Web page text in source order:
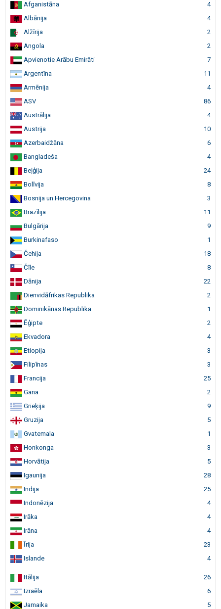
Afganistāna
4
Albānija
4
Alžīrija
2
Angola
2
Apvienotie Arābu Emirāti
7
Argentīna
11
Armēnija
4
ASV
86
Austrālija
4
Austrija
10
Azerbaidžāna
6
Bangladeša
4
Beļģija
24
Bolīvija
8
Bosnija un Hercegovina
3
Brazīlija
11
Bulgārija
9
Burkinafaso
1
Čehija
18
Čīle
8
Dānija
22
Dienvidāfrikas Republika
2
Dominikānas Republika
1
Ēģipte
2
Ekvadora
4
Etiopija
3
Filipīnas
3
Francija
25
Gana
2
Grieķija
9
Gruzija
5
Gvatemala
1
Honkonga
3
Horvātija
5
Igaunija
28
Indija
25
Indonēzija
4
Irāka
4
Irāna
4
Īrija
23
Islande
4
Itālija
26
Izraēla
6
Jamaika
5